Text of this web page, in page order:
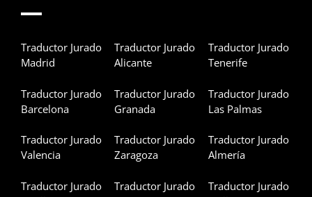
Traductor Jurado
Madrid
Traductor Jurado
Barcelona
Traductor Jurado
Valencia
Traductor Jurado
Traductor Jurado
Alicante
Traductor Jurado
Granada
Traductor Jurado
Zaragoza
Traductor Jurado
Traductor Jurado
Tenerife
Traductor Jurado
Las Palmas
Traductor Jurado
Almería
Traductor Jurado